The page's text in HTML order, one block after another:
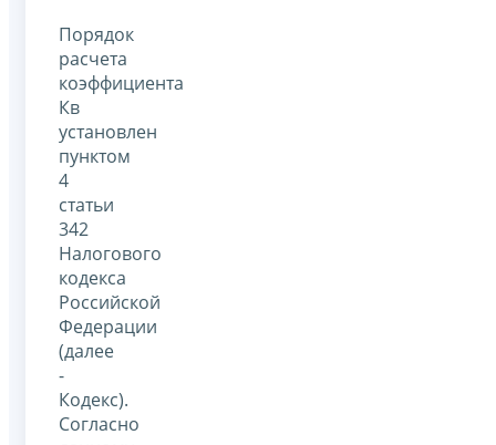
Порядок
расчета
коэффициента
Кв
установлен
пунктом
4
статьи
342
Налогового
кодекса
Российской
Федерации
(далее
-
Кодекс).
Согласно